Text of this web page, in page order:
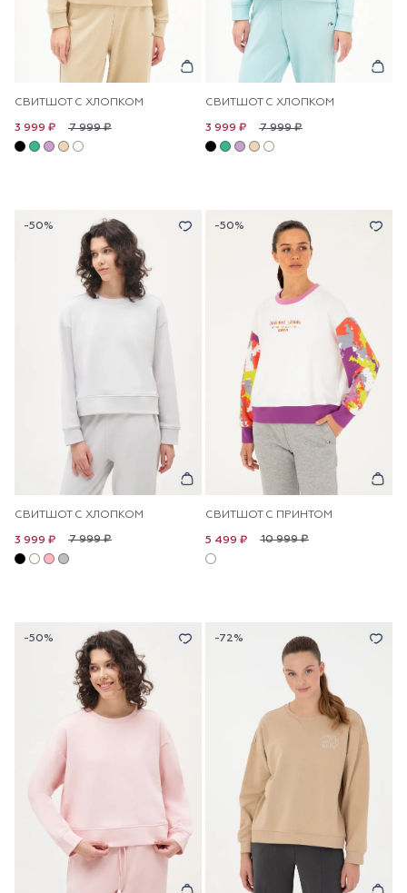
СВИТШОТ С ХЛОПКОМ
7 999 ₽
3 999 ₽
СВИТШОТ С ХЛОПКОМ
7 999 ₽
3 999 ₽
-50%
СВИТШОТ С ХЛОПКОМ
7 999 ₽
3 999 ₽
-50%
СВИТШОТ С ПРИНТОМ
10 999 ₽
5 499 ₽
-50% -72%